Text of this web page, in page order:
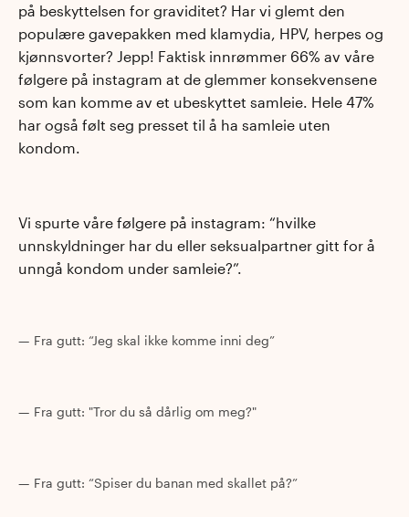
på beskyttelsen for graviditet? Har vi glemt den
populære gavepakken med klamydia, HPV, herpes og
kjønnsvorter? Jepp! Faktisk innrømmer 66% av våre
følgere på instagram at de glemmer konsekvensene
som kan komme av et ubeskyttet samleie. Hele 47%
har også følt seg presset til å ha samleie uten
kondom.
Vi spurte våre følgere på instagram: “hvilke
unnskyldninger har du eller seksualpartner gitt for å
unngå kondom under samleie?”.
Fra gutt: “Jeg skal ikke komme inni deg”
Fra gutt: "Tror du så dårlig om meg?"
Fra gutt: “Spiser du banan med skallet på?”